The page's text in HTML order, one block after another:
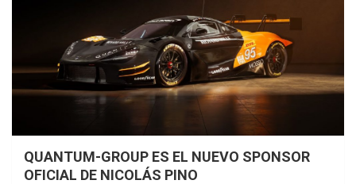
QUANTUM-GROUP ES EL NUEVO SPONSOR
OFICIAL DE NICOLÁS PINO